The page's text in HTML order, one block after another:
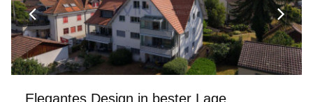
Elegantes Design in bester Lage